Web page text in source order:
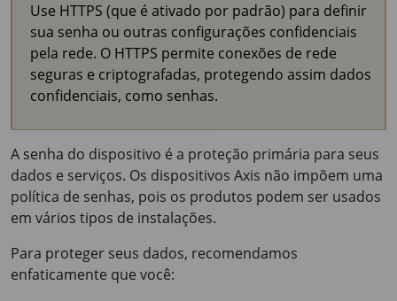
Use HTTPS (que é ativado por padrão) para definir
sua senha ou outras configurações confidenciais
pela rede. O HTTPS permite conexões de rede
seguras e criptografadas, protegendo assim dados
confidenciais, como senhas.
A senha do dispositivo é a proteção primária para seus
dados e serviços. Os dispositivos Axis não impõem uma
política de senhas, pois os produtos podem ser usados
em vários tipos de instalações.
Para proteger seus dados, recomendamos
enfaticamente que você: